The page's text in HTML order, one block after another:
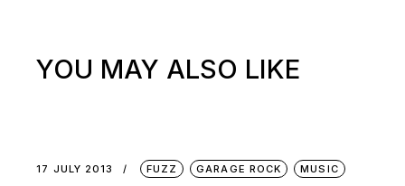
YOU MAY ALSO LIKE
17 JULY 2013 FUZZ GARAGE ROCK MUSIC